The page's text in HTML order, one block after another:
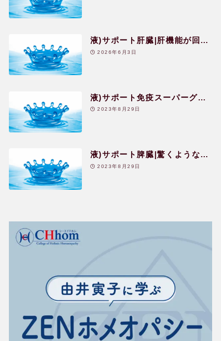
液)サポート肝臓|肝機能が回復
した体験談|20代|女性
2026年6月3日
液)サポート免疫スーパーグレ
ート|激しい痒みや炎症・発熱
2023年8月29日
液)サポート脾臓|驚くような臓
器の回復と全身活性化をしてく
2023年8月29日